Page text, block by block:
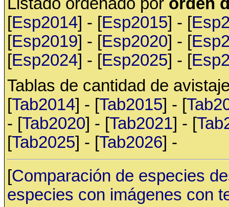
[Esp2014] - [Esp2015] - [
[Esp2019] - [Esp2020] - [
[Esp2024] - [Esp2025] - [
Tablas de cantidad de
[Tab2014] - [Tab2015] - [
- [Tab2020] - [Tab2021] - [
[Tab2025] - [Tab2026] -
[Comparación de especies
especies con imágenes con